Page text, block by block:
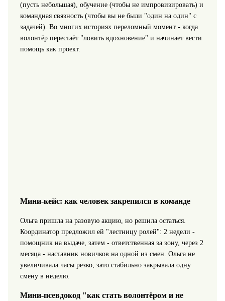
(пусть небольшая), обучение (чтобы не импровизировать) и
командная связность (чтобы вы не были "один на один" с
задачей). Во многих историях переломный момент - когда
волонтёр перестаёт "ловить вдохновение" и начинает вести
помощь как проект.
Мини-кейс: как человек закрепился в команде
Ольга пришла на разовую акцию, но решила остаться.
Координатор предложил ей "лестницу ролей": 2 недели -
помощник на выдаче, затем - ответственная за зону, через 2
месяца - наставник новичков на одной из смен. Ольга не
увеличивала часы резко, зато стабильно закрывала одну
смену в неделю.
Мини-псевдокод "как стать волонтёром и не